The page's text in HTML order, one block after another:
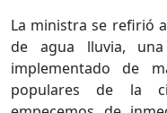
La ministra se refirió
de agua lluvia,
implementado de
populares de la